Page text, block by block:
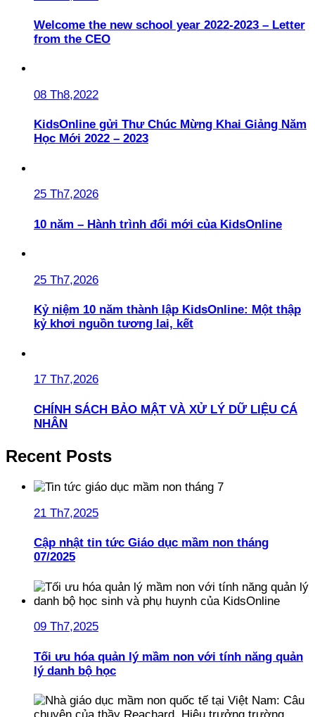
Welcome the new school year 2022-2023 – Letter
from the CEO
08 Th8,2022
KidsOnline gửi Thư Chúc Mừng Khai Giảng Năm
Học Mới 2022 – 2023
25 Th7,2026
10 năm – Hành trình đổi mới của KidsOnline
25 Th7,2026
Kỷ niệm 10 năm thành lập KidsOnline: Một thập
kỷ khơi nguồn tương lai, kết
17 Th7,2026
CHÍNH SÁCH BẢO MẬT VÀ XỬ LÝ DỮ LIỆU CÁ
NHÂN
Recent Posts
21 Th7,2025
Cập nhật tin tức Giáo dục mầm non tháng
07/2025
09 Th7,2025
Tối ưu hóa quản lý mầm non với tính năng quản
lý danh bộ học